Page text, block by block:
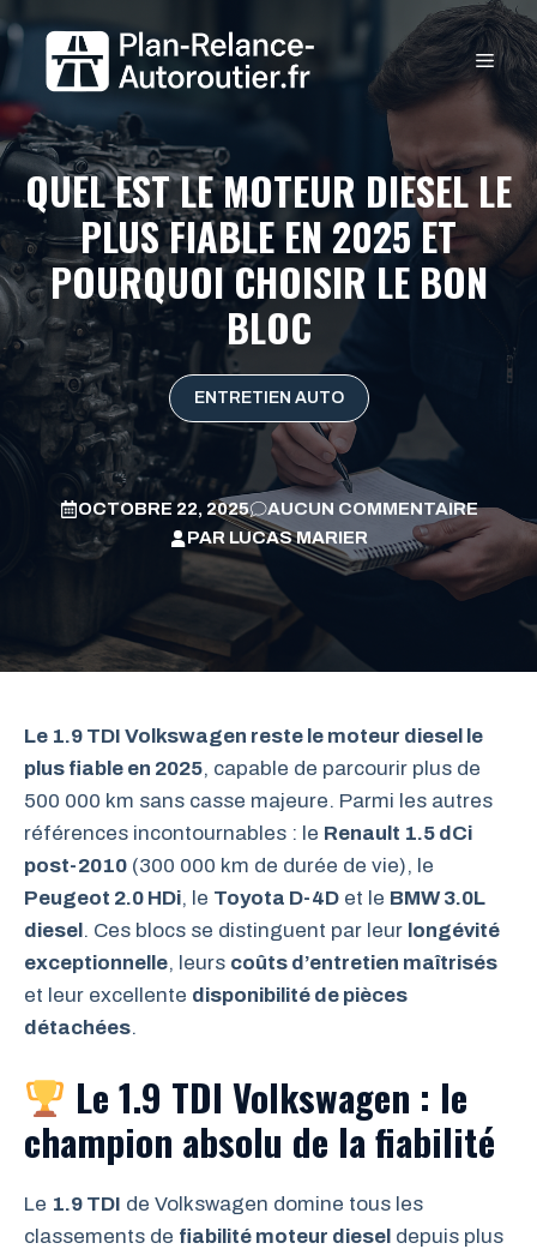
au
contenu
QUEL EST LE MOTEUR DIESEL LE
PLUS FIABLE EN 2025 ET
POURQUOI CHOISIR LE BON
BLOC
ENTRETIEN AUTO
OCTOBRE 22, 2025
AUCUN COMMENTAIRE
PAR LUCAS MARIER
Le 1.9 TDI Volkswagen reste le moteur diesel le
plus fiable en 2025, capable de parcourir plus de
500 000 km sans casse majeure. Parmi les autres
références incontournables : le Renault 1.5 dCi
post-2010 (300 000 km de durée de vie), le
Peugeot 2.0 HDi, le Toyota D-4D et le BMW 3.0L
diesel. Ces blocs se distinguent par leur longévité
exceptionnelle, leurs coûts d’entretien maîtrisés
et leur excellente disponibilité de pièces
détachées.
Le 1.9 TDI Volkswagen : le
champion absolu de la fiabilité
Le 1.9 TDI de Volkswagen domine tous les
classements de fiabilité moteur diesel depuis plus